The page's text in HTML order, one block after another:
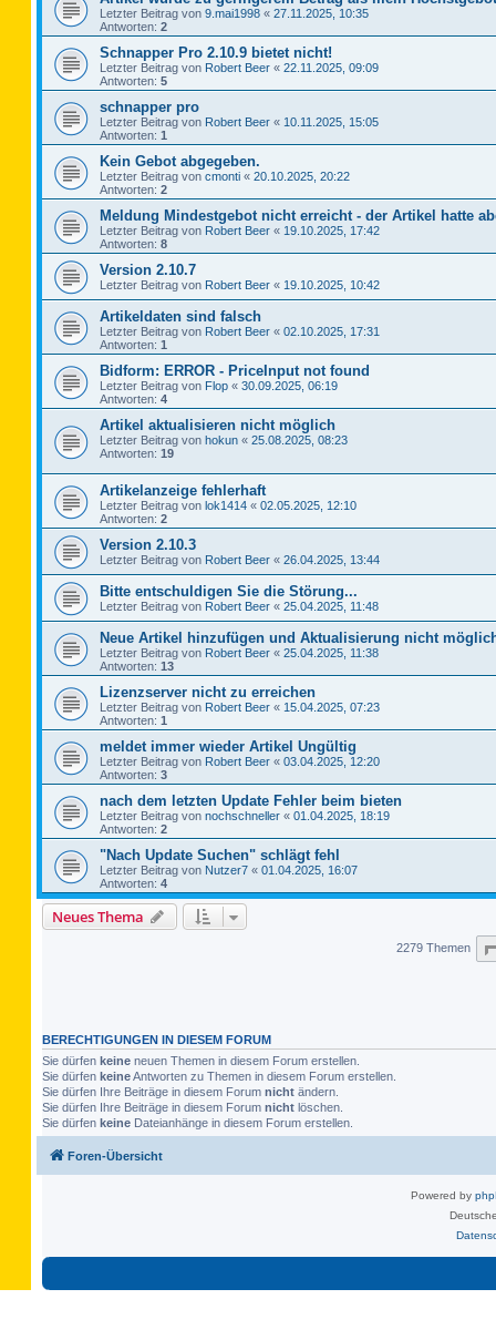
Letzter Beitrag von 9.mai1998 « 27.11.2025, 10:35
Antworten: 2
Schnapper Pro 2.10.9 bietet nicht!
Letzter Beitrag von Robert Beer « 22.11.2025, 09:09
Antworten: 5
schnapper pro
Letzter Beitrag von Robert Beer « 10.11.2025, 15:05
Antworten: 1
Kein Gebot abgegeben.
Letzter Beitrag von cmonti « 20.10.2025, 20:22
Antworten: 2
Meldung Mindestgebot nicht erreicht - der Artikel hatte
Letzter Beitrag von Robert Beer « 19.10.2025, 17:42
Antworten: 8
Version 2.10.7
Letzter Beitrag von Robert Beer « 19.10.2025, 10:42
Artikeldaten sind falsch
Letzter Beitrag von Robert Beer « 02.10.2025, 17:31
Antworten: 1
Bidform: ERROR - PriceInput not found
Letzter Beitrag von Flop « 30.09.2025, 06:19
Antworten: 4
Artikel aktualisieren nicht möglich
Letzter Beitrag von hokun « 25.08.2025, 08:23
Antworten: 19
Artikelanzeige fehlerhaft
Letzter Beitrag von lok1414 « 02.05.2025, 12:10
Antworten: 2
Version 2.10.3
Letzter Beitrag von Robert Beer « 26.04.2025, 13:44
Bitte entschuldigen Sie die Störung...
Letzter Beitrag von Robert Beer « 25.04.2025, 11:48
Neue Artikel hinzufügen und Aktualisierung nicht
Letzter Beitrag von Robert Beer « 25.04.2025, 11:38
Antworten: 13
Lizenzserver nicht zu erreichen
Letzter Beitrag von Robert Beer « 15.04.2025, 07:23
Antworten: 1
meldet immer wieder Artikel Ungültig
Letzter Beitrag von Robert Beer « 03.04.2025, 12:20
Antworten: 3
nach dem letzten Update Fehler beim bieten
Letzter Beitrag von nochschneller « 01.04.2025, 18:19
Antworten: 2
"Nach Update Suchen" schlägt fehl
Letzter Beitrag von Nutzer7 « 01.04.2025, 16:07
Antworten: 4
Neues Thema
2279 Themen
BERECHTIGUNGEN IN DIESEM FORUM
Sie dürfen keine neuen Themen in diesem Forum erstellen.
Sie dürfen keineAntworten zu Themen in diesem Forum erstellen.
Sie dürfen Ihre Beiträge in diesem Forum nicht ändern.
Sie dürfen Ihre Beiträge in diesem Forum nicht löschen.
Sie dürfen keine Dateianhänge in diesem Forum erstellen.
Foren-Übersicht
Powered by